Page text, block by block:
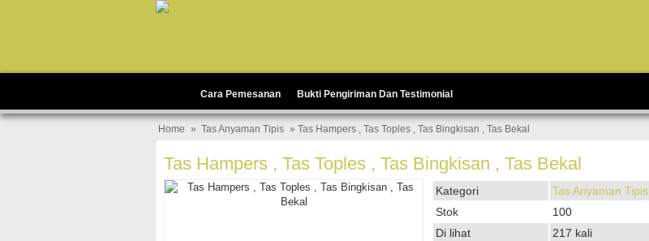
Cara Pemesanan Bukti Pengiriman Dan Testimonial
Home » Tas Anyaman Tipis » Tas Hampers , Tas Toples , Tas Bingkisan , Tas Bekal
Tas Hampers , Tas Toples , Tas Bingkisan , Tas Bekal
Kategori
Tas Anyaman Tipis
Stok
100
Di lihat
217 kali